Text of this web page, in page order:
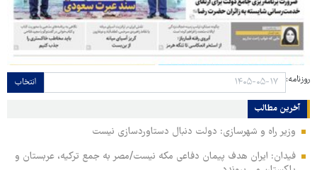
روزنامه: انتخاب
آخرین مطالب
وزیر راه و شهرسازی: دولت دنبال دستاوردسازی نیست
فیدان: ایران هدف پیمان دفاعی مکه نیست/مصر به جمع ترکیه، عربستان و